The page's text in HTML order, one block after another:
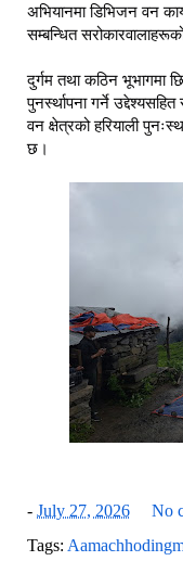
अभियानमा डिभिजन वन
सम्बन्धित
दुर्गम तथा कठिन भूभागमा
पुनर्स्थापना गर्ने
वन क्षेत्रको हरियाली
छ।
- July 27, 2026
No
Tags: